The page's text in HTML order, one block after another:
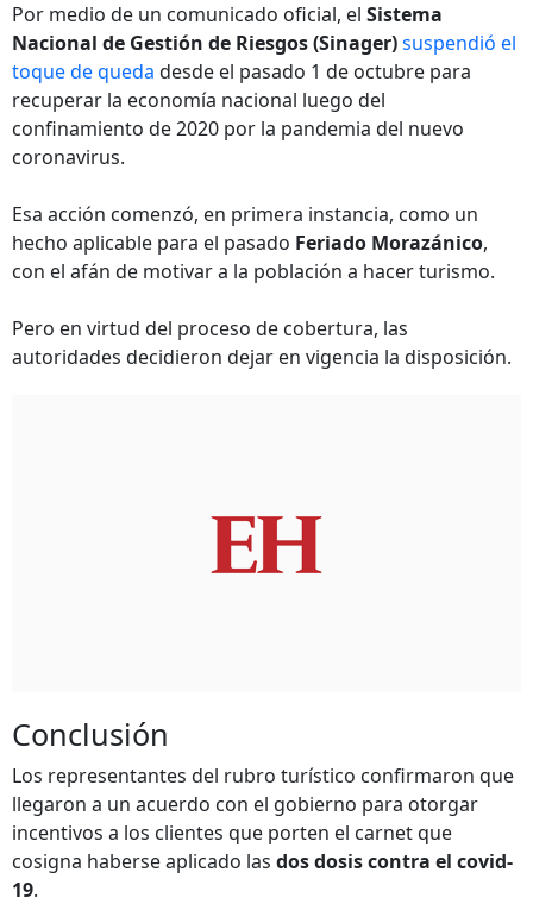
Por medio de un comunicado oficial, el Sistema
Nacional de Gestión de Riesgos (Sinager)suspendió el
toque de queda desde el pasado 1 de octubre para
recuperar la economía nacional luego del
confinamiento de 2020 por la pandemia del nuevo
coronavirus.
Esa acción comenzó, en primera instancia, como un
hecho aplicable para el pasado Feriado Morazánico,
con el afán de motivar a la población a hacer turismo.
Pero en virtud del proceso de cobertura, las
autoridades decidieron dejar en vigencia la disposición.
Conclusión
Los representantes del rubro turístico confirmaron que
llegaron a un acuerdo con el gobierno para otorgar
incentivos a los clientes que porten el carnet que
cosigna haberse aplicado las dos dosis contra el covid-
19.